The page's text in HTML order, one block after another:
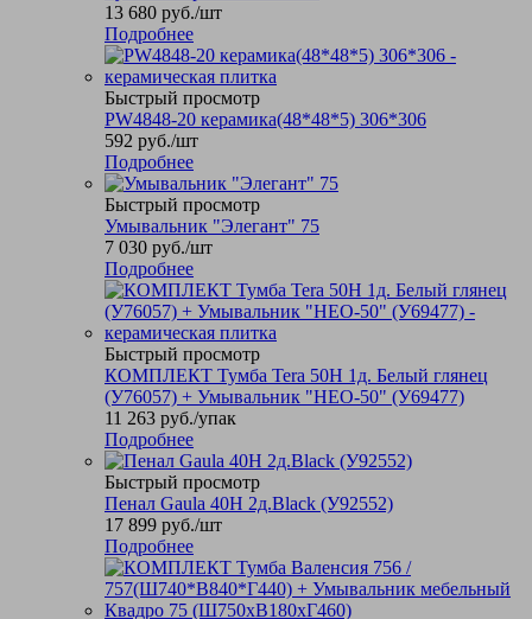
13 680 руб./шт
Подробнее
Быстрый просмотр
PW4848-20 керамика(48*48*5) 306*306
592 руб./шт
Подробнее
Быстрый просмотр
Умывальник "Элегант" 75
7 030 руб./шт
Подробнее
Быстрый просмотр
КОМПЛЕКТ Тумба Tera 50Н 1д. Белый глянец
(У76057) + Умывальник "НЕО-50" (У69477)
11 263 руб./упак
Подробнее
Быстрый просмотр
Пенал Gaula 40Н 2д.Black (У92552)
17 899 руб./шт
Подробнее